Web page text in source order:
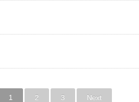
1 2 3 Next